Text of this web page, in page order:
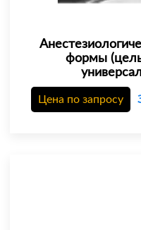
формы
Цена по запросу